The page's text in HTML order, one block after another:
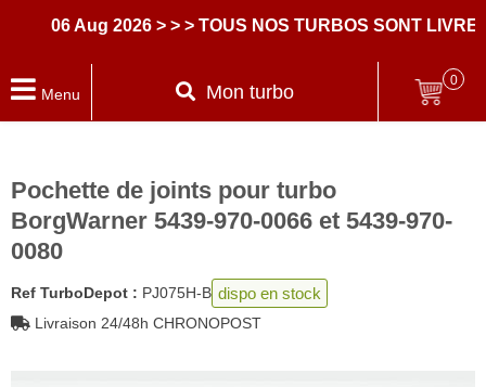
06 Aug 2026 > > > TOUS NOS TURBOS SONT LIVRES
Menu Mon turbo
0
Pochette de joints pour turbo
BorgWarner 5439-970-0066 et 5439-970-
0080
Ref TurboDepot : PJ075H-B dispo en stock
Livraison 24/48h CHRONOPOST